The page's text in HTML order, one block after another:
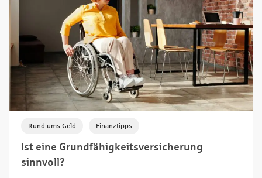
Ist eine Grundfähigkeitsversicherung
sinnvoll?
Rund ums Geld Finanztipps